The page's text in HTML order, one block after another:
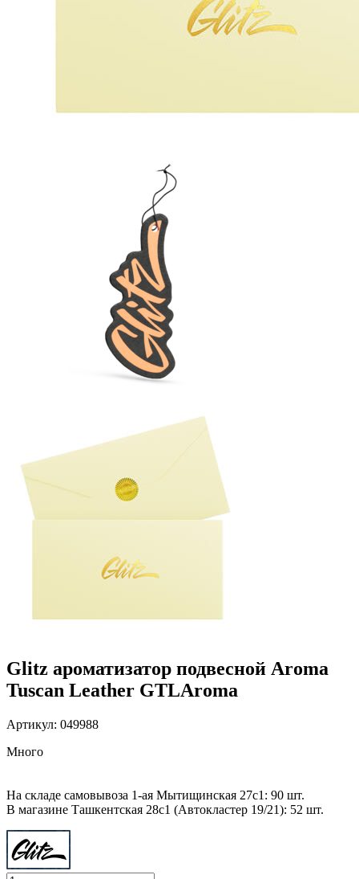
Glitz ароматизатор подвесной Aroma
Tuscan Leather GTLAroma
Артикул: 049988
Много
На складе самовывоза 1-ая Мытищинская 27с1: 90 шт.
В магазине Ташкентская 28с1 (Автокластер 19/21): 52 шт.